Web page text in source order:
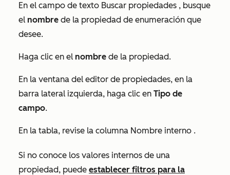
En el campo de texto Buscar propiedades , busque
el nombre de la propiedad de enumeración que
desee.
Haga clic en el nombre de la propiedad.
En la ventana del editor de propiedades, en la
barra lateral izquierda, haga clic en Tipo de
campo.
En la tabla, revise la columna Nombre interno .
Si no conoce los valores internos de una
propiedad, puede establecer filtros para la